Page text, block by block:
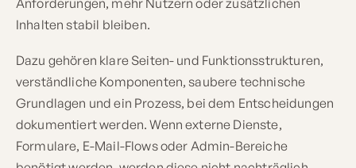
Inhalten stabil bleiben.
Dazu gehören klare Seiten- und Funktionsstrukturen,
verständliche Komponenten, saubere technische
Grundlagen und ein Prozess, bei dem Entscheidungen
dokumentiert werden. Wenn externe Dienste,
Formulare, E-Mail-Flows oder Admin-Bereiche